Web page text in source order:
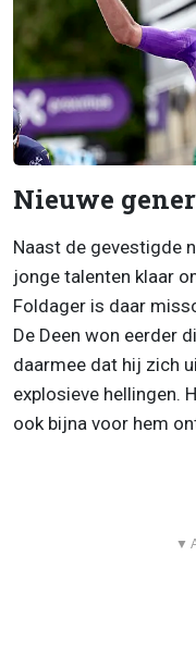
Nieuwe
Naast de gevestigde
jonge talenten klaar
Foldager is daar
De Deen won eerder
daarmee dat hij zich
explosieve hellingen.
ook bijna voor hem
▼